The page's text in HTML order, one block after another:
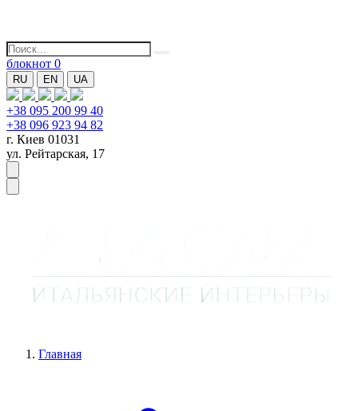
блокнот 0
RU EN UA
+38 095 200 99 40
+38 096 923 94 82
г. Киев 01031
ул. Рейтарская, 17
Главная